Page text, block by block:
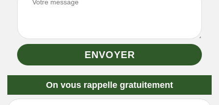
On vous rappelle gratuitement